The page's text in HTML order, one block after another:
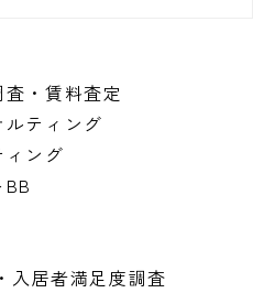
・賃料査定
ルティング
ング
入居者満足度調査